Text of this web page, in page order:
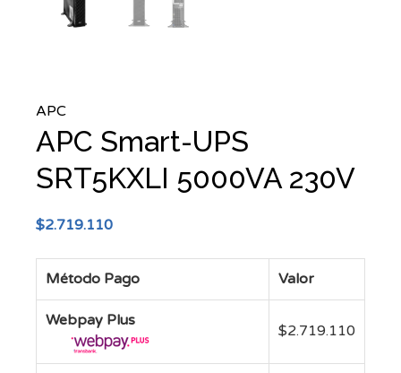
APC
APC Smart-UPS
SRT5KXLI 5000VA 230V
$2.719.110
Método Pago Valor
Webpay Plus
$2.719.110